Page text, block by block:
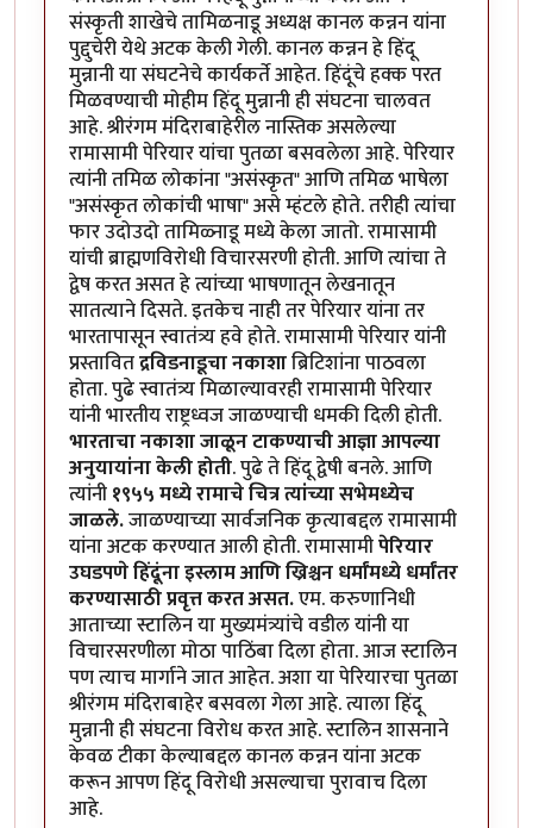
संस्कृती शाखेचे तामिळनाडू अध्यक्ष कानल कन्नन यांना
पुद्दुचेरी येथे अटक केली गेली. कानल कन्नन हे हिंदू
मुन्नानी या संघटनेचे कार्यकर्ते आहेत. हिंदूंचे हक्क परत
मिळवण्याची मोहीम हिंदू मुन्नानी ही संघटना चालवत
आहे. श्रीरंगम मंदिराबाहेरील नास्तिक असलेल्या
रामासामी पेरियार यांचा पुतळा बसवलेला आहे. पेरियार
त्यांनी तमिळ लोकांना "असंस्कृत" आणि तमिळ भाषेला
"असंस्कृत लोकांची भाषा" असे म्हंटले होते. तरीही त्यांचा
फार उदोउदो तामिळ्नाडू मध्ये केला जातो. रामासामी
यांची ब्राह्मणविरोधी विचारसरणी होती. आणि त्यांचा ते
द्वेष करत असत हे त्यांच्या भाषणातून लेखनातून
सातत्याने दिसते. इतकेच नाही तर पेरियार यांना तर
भारतापासून स्वातंत्र्य हवे होते. रामासामी पेरियार यांनी
प्रस्तावितद्रविडनाडूचा नकाशाब्रिटिशांना पाठवला
होता. पुढे स्वातंत्र्य मिळाल्यावरही रामासामी पेरियार
यांनी भारतीय राष्ट्रध्वज जाळण्याची धमकी दिली होती.
भारताचा नकाशा जाळून टाकण्याची आज्ञा आपल्या
अनुयायांना केली होती. पुढे ते हिंदू द्वेषी बनले. आणि
त्यांनी१९५५ मध्ये रामाचे चित्र त्यांच्या सभेमध्येच
जाळले.जाळण्याच्या सार्वजनिक कृत्याबद्दल रामासामी
यांना अटक करण्यात आली होती. रामासामीपेरियार
उघडपणे हिंदूंना इस्लाम आणि ख्रिश्चन धर्मांमध्ये धर्मांतर
करण्यासाठी प्रवृत्त करत असत.एम. करुणानिधी
आताच्या स्टालिन या मुख्यमंत्र्यांचे वडील यांनी या
विचारसरणीला मोठा पाठिंबा दिला होता. आज स्टालिन
पण त्याच मार्गाने जात आहेत. अशा या पेरियारचा पुतळा
श्रीरंगम मंदिराबाहेर बसवला गेला आहे. त्याला हिंदू
मुन्नानी ही संघटना विरोध करत आहे. स्टालिन शासनाने
केवळ टीका केल्याबद्दल कानल कन्नन यांना अटक
करून आपण हिंदू विरोधी असल्याचा पुरावाच दिला
आहे.